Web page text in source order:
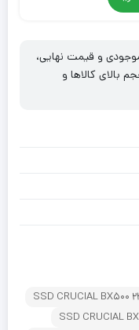
و قیمت نهایی،
بالای کالاها و